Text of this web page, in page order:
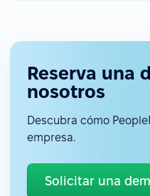
Reserva una
nosotros
Descubra cómo
empresa.
Solicitar una